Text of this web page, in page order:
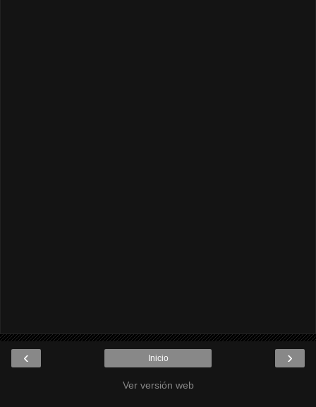
‹ ›
Inicio
Ver versión web